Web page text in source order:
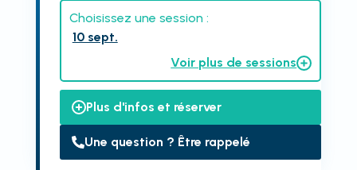
Choisissez une session :
10 sept.
Voir plus de sessions
Plus d'infos et réserver
Une question ? Être rappelé